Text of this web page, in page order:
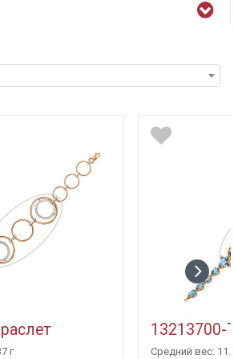
г
13213700-
Средний вес: